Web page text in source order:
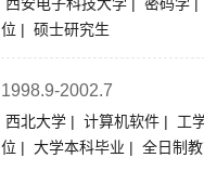
位 | 硕士研究生
1998.9-2002.7
西北大学 | 计算机软件 | 工
位 | 大学本科毕业 | 全日制